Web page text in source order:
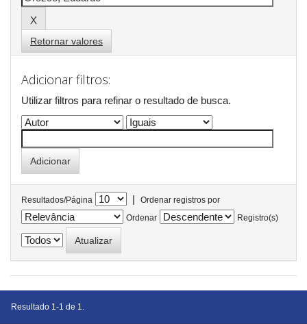
Retornar valores
Adicionar filtros:
Utilizar filtros para refinar o resultado de busca.
Resultados/Página |
Ordenar registros por
Ordenar
Registro(s)
Resultado 1-1 de 1.